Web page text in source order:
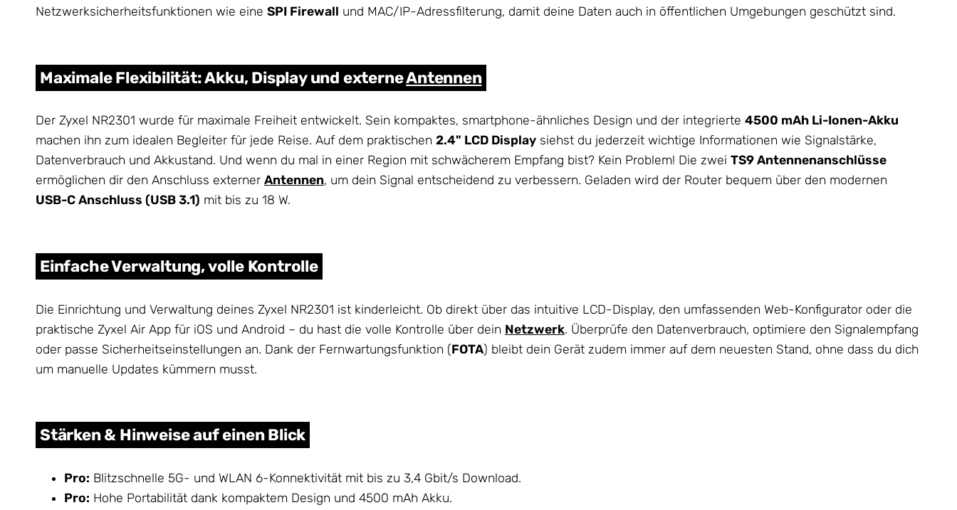
Netzwerksicherheitsfunktionen wie eine SPI Firewall und MAC/IP-Adressfilterung, damit deine Daten auch in öffentlichen Umgebungen geschützt sind.
Maximale Flexibilität: Akku, Display und externeAntennen
Der Zyxel NR2301 wurde für maximale Freiheit entwickelt. Sein kompaktes, smartphone-ähnliches Design und der integrierte 4500 mAh Li-Ionen-Akku
machen ihn zum idealen Begleiter für jede Reise. Auf dem praktischen 2.4" LCD Display siehst du jederzeit wichtige Informationen wie Signalstärke,
Datenverbrauch und Akkustand. Und wenn du mal in einer Region mit schwächerem Empfang bist? Kein Problem! Die zwei TS9 Antennenanschlüsse
ermöglichen dir den Anschluss externer Antennen, um dein Signal entscheidend zu verbessern. Geladen wird der Router bequem über den modernen
USB-C Anschluss (USB 3.1) mit bis zu 18 W.
Einfache Verwaltung, volle Kontrolle
Die Einrichtung und Verwaltung deines Zyxel NR2301 ist kinderleicht. Ob direkt über das intuitive LCD-Display, den umfassenden Web-Konfigurator oder die
praktische Zyxel Air App für iOS und Android – du hast die volle Kontrolle über dein Netzwerk. Überprüfe den Datenverbrauch, optimiere den Signalempfang
oder passe Sicherheitseinstellungen an. Dank der Fernwartungsfunktion (FOTA) bleibt dein Gerät zudem immer auf dem neuesten Stand, ohne dass du dich
um manuelle Updates kümmern musst.
Stärken & Hinweise auf einen Blick
Pro: Blitzschnelle 5G- und WLAN 6-Konnektivität mit bis zu 3,4 Gbit/s Download.
Pro: Hohe Portabilität dank kompaktem Design und 4500 mAh Akku.